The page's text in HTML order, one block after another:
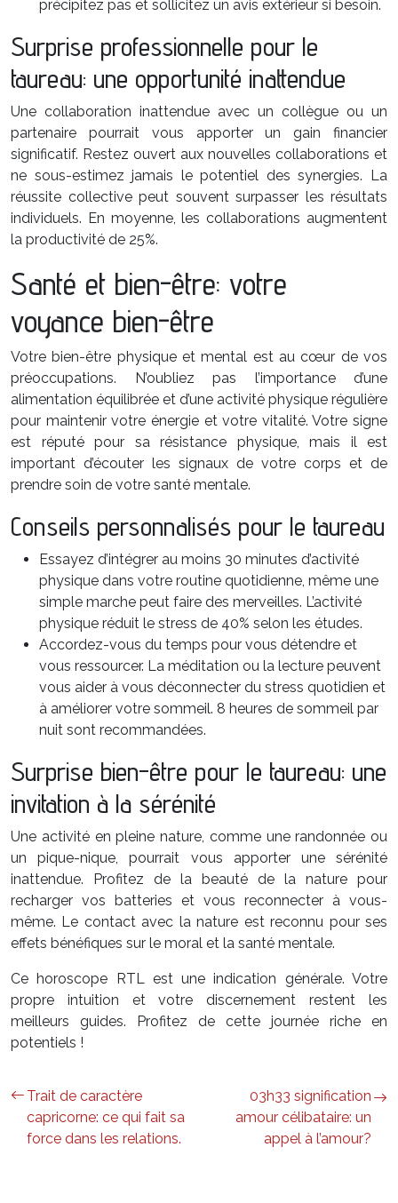
précipitez pas et sollicitez un avis extérieur si besoin.
Surprise professionnelle pour le
taureau: une opportunité inattendue
Une collaboration inattendue avec un collègue ou un
partenaire pourrait vous apporter un gain financier
significatif. Restez ouvert aux nouvelles collaborations et
ne sous-estimez jamais le potentiel des synergies. La
réussite collective peut souvent surpasser les résultats
individuels. En moyenne, les collaborations augmentent
la productivité de 25%.
Santé et bien-être: votre
voyance bien-être
Votre bien-être physique et mental est au cœur de vos
préoccupations. N’oubliez pas l’importance d’une
alimentation équilibrée et d’une activité physique régulière
pour maintenir votre énergie et votre vitalité. Votre signe
est réputé pour sa résistance physique, mais il est
important d’écouter les signaux de votre corps et de
prendre soin de votre santé mentale.
Conseils personnalisés pour le taureau
Essayez d’intégrer au moins 30 minutes d’activité
physique dans votre routine quotidienne, même une
simple marche peut faire des merveilles. L’activité
physique réduit le stress de 40% selon les études.
Accordez-vous du temps pour vous détendre et
vous ressourcer. La méditation ou la lecture peuvent
vous aider à vous déconnecter du stress quotidien et
à améliorer votre sommeil. 8 heures de sommeil par
nuit sont recommandées.
Surprise bien-être pour le taureau: une
invitation à la sérénité
Une activité en pleine nature, comme une randonnée ou
un pique-nique, pourrait vous apporter une sérénité
inattendue. Profitez de la beauté de la nature pour
recharger vos batteries et vous reconnecter à vous-
même. Le contact avec la nature est reconnu pour ses
effets bénéfiques sur le moral et la santé mentale.
Ce horoscope RTL est une indication générale. Votre
propre intuition et votre discernement restent les
meilleurs guides. Profitez de cette journée riche en
potentiels !
Trait de caractère
capricorne: ce qui fait sa
force dans les relations.
03h33 signification
amour célibataire: un
appel à l’amour?